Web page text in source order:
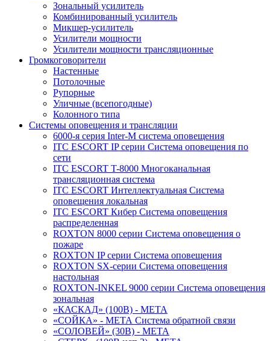
Зональный усилитель
Комбинированный усилитель
Микшер-усилитель
Усилители мощности
Усилители мощности трансляционные
Громкоговорители
Настенные
Потолочные
Рупорные
Уличные (всепогодные)
Колонного типа
Системы оповещения и трансляции
6000-я серия Inter-M система оповещения
ITC ESCORT IP серии Система оповещения по
сети
ITC ESCORT T-8000 Многоканальная
трансляционная система
ITC ESCORT Интеллектуальная Система
оповещения локальная
ITC ESCORT Кибер Система оповещения
распределенная
ROXTON 8000 серии Система оповещения о
пожаре
ROXTON IP серии Система оповещения
ROXTON SX-серии Система оповещения
настольная
ROXTON-INKEL 9000 серии Система оповещения
зональная
«КАСКАД» (100В) - МЕТА
«СОЙКА» - МЕТА Система обратной связи
«СОЛОВЕЙ» (30В) - МЕТА